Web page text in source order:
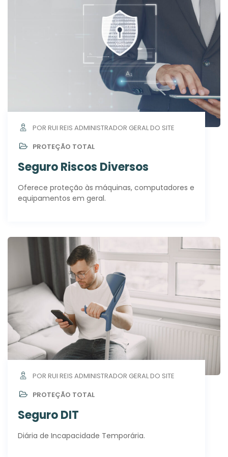
POR RUI REIS ADMINISTRADOR GERAL DO SITE
PROTEÇÃO TOTAL
Seguro Riscos Diversos
Oferece proteção às máquinas, computadores e
equipamentos em geral.
POR RUI REIS ADMINISTRADOR GERAL DO SITE
PROTEÇÃO TOTAL
Seguro DIT
Diária de Incapacidade Temporária.